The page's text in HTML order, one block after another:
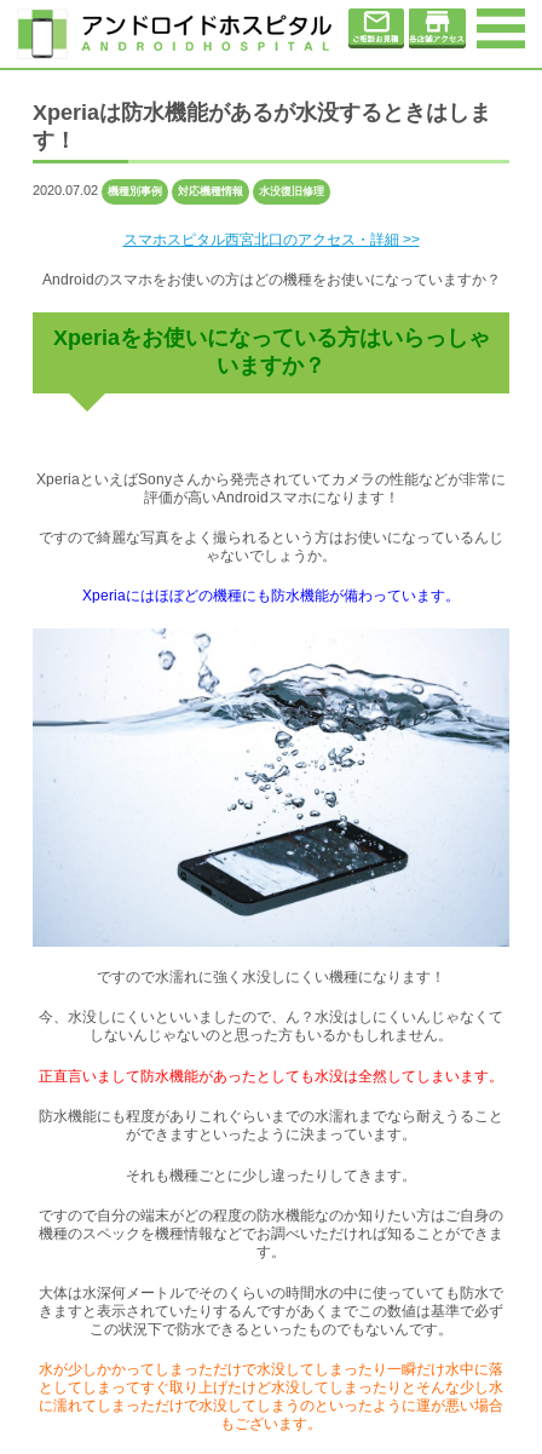
Xperiaは防水機能があるが水没するときはしま
す！
2020.07.02 機種別事例 対応機種情報 水没復旧修理
スマホスピタル西宮北口のアクセス・詳細 >>
Androidのスマホをお使いの方はどの機種をお使いになっていますか？
Xperiaをお使いになっている方はいらっしゃ
いますか？
XperiaといえばSonyさんから発売されていてカメラの性能などが非常に
評価が高いAndroidスマホになります！
ですので綺麗な写真をよく撮られるという方はお使いになっているんじ
ゃないでしょうか。
Xperiaにはほぼどの機種にも防水機能が備わっています。
ですので水濡れに強く水没しにくい機種になります！
今、水没しにくいといいましたので、ん？水没はしにくいんじゃなくて
しないんじゃないのと思った方もいるかもしれません。
正直言いまして防水機能があったとしても水没は全然してしまいます。
防水機能にも程度がありこれぐらいまでの水濡れまでなら耐えうること
ができますといったように決まっています。
それも機種ごとに少し違ったりしてきます。
ですので自分の端末がどの程度の防水機能なのか知りたい方はご自身の
機種のスペックを機種情報などでお調べいただければ知ることができま
す。
大体は水深何メートルでそのくらいの時間水の中に使っていても防水で
きますと表示されていたりするんですがあくまでこの数値は基準で必ず
この状況下で防水できるといったものでもないんです。
水が少しかかってしまっただけで水没してしまったり一瞬だけ水中に落
としてしまってすぐ取り上げたけど水没してしまったりとそんな少し水
に濡れてしまっただけで水没してしまうのといったように運が悪い場合
もございます。